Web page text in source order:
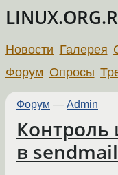
Новости Галерея
Форум Опросы
Форум — Admin
в sendmail